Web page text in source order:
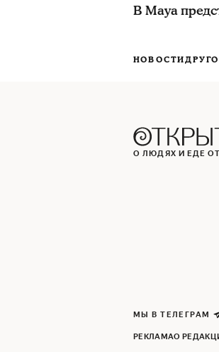
В Maya
НОВОСТИ
О ЛЮДЯХ И ЕДЕ ОТ
МЫ В ТЕЛЕГРАМ
РЕКЛАМАО